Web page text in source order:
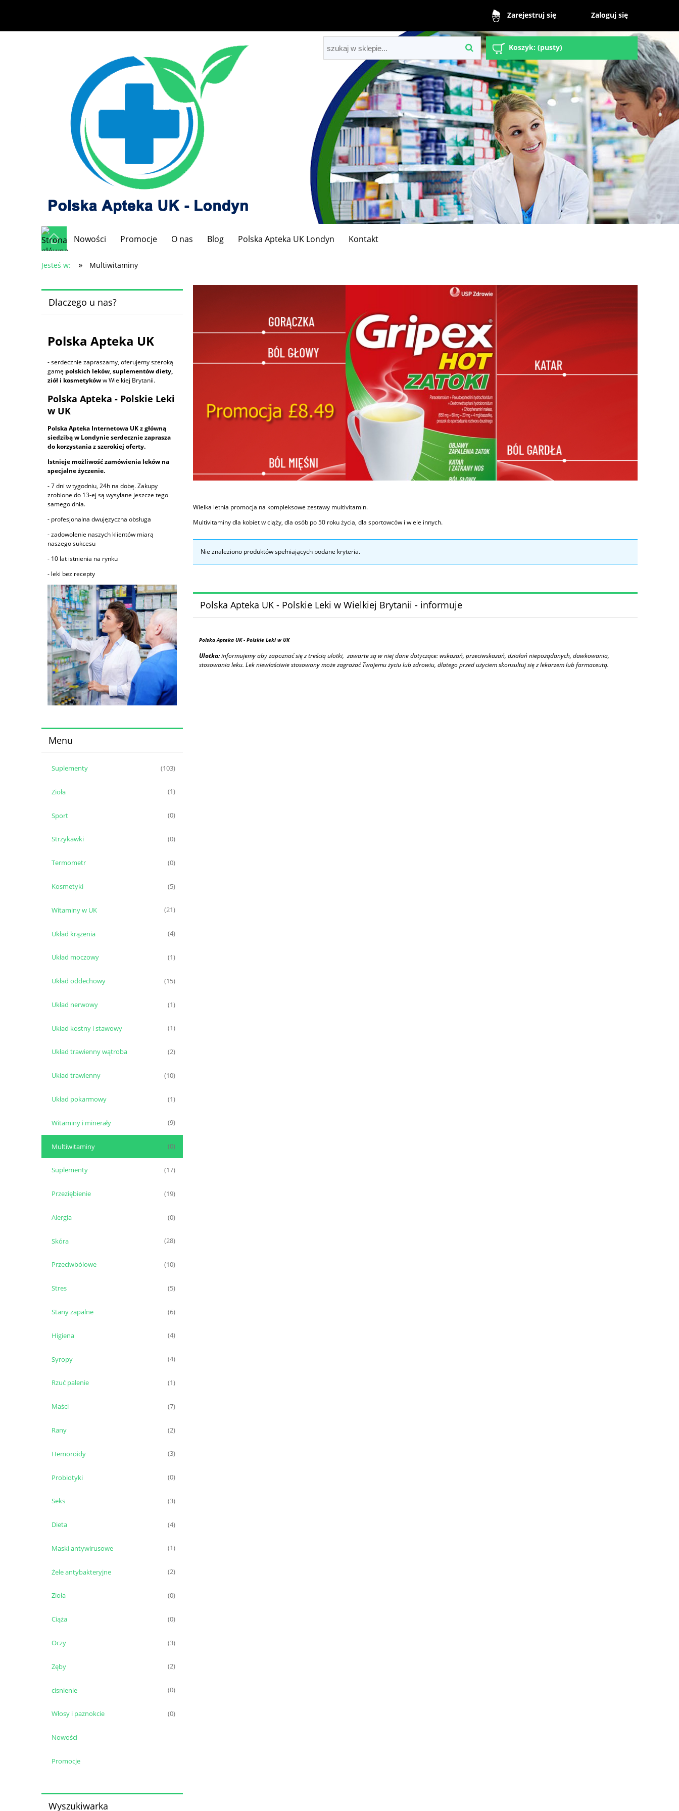
Zarejestruj się Zaloguj się
Koszyk: (pusty)
Nowości Promocje O nas Blog Polska Apteka UK Londyn Kontakt
Jesteś w: » Multiwitaminy
Dlaczego u nas?
Polska Apteka UK
- serdecznie zapraszamy, oferujemy szeroką
gamę polskich leków, suplementów diety,
ziół i kosmetykóww Wielkiej Brytanii.
Polska Apteka - Polskie Leki
w UK
Polska Apteka Internetowa UK z główną
siedzibą w Londynie serdecznie zaprasza
do korzystania z szerokiej oferty.
Istnieje możliwość zamówienia leków na
specjalne życzenie.
- 7 dni w tygodniu, 24h na dobę. Zakupy
zrobione do 13-ej są wysyłane jeszcze tego
samego dnia.
- profesjonalna dwujęzyczna obsługa
- zadowolenie naszych klientów miarą
naszego sukcesu
- 10 lat istnienia na rynku
- leki bez recepty
Menu
Suplementy (103)
Zioła (1)
Sport (0)
Strzykawki (0)
Termometr (0)
Kosmetyki (5)
Witaminy w UK (21)
Układ krążenia (4)
Układ moczowy (1)
Układ oddechowy (15)
Układ nerwowy (1)
Układ kostny i stawowy (1)
Układ trawienny wątroba (2)
Układ trawienny (10)
Układ pokarmowy (1)
Witaminy i minerały (9)
Multiwitaminy (0)
Suplementy (17)
Przeziębienie (19)
Alergia (0)
Skóra (28)
Przeciwbólowe (10)
Stres (5)
Stany zapalne (6)
Higiena (4)
Syropy (4)
Rzuć palenie (1)
Maści (7)
Rany (2)
Hemoroidy (3)
Probiotyki (0)
Seks (3)
Dieta (4)
Maski antywirusowe (1)
Żele antybakteryjne (2)
Zioła (0)
Ciąża (0)
Oczy (3)
Zęby (2)
cisnienie (0)
Włosy i paznokcie (0)
Nowości
Promocje
Wyszukiwarka
Wielka letnia promocja na kompleksowe zestawy multivitamin.
Multivitaminy dla kobiet w ciąży, dla osób po 50 roku życia, dla sportowców i wiele innych.
Nie znaleziono produktów spełniających podane kryteria.
Polska Apteka UK - Polskie Leki w Wielkiej Brytanii - informuje
Polska Apteka UK- Polskie Leki w UK
Ulotka:informujemy aby zapoznać się z treścią ulotki, zawarte są w niej dane dotyczące: wskazań, przeciwskazań, działań niepożądanych, dawkowania,
stosowania leku. Lek niewłaściwie stosowany może zagrażać Twojemu życiu lub zdrowiu, dlatego przed użyciem skonsultuj się z lekarzem lub farmaceutą.